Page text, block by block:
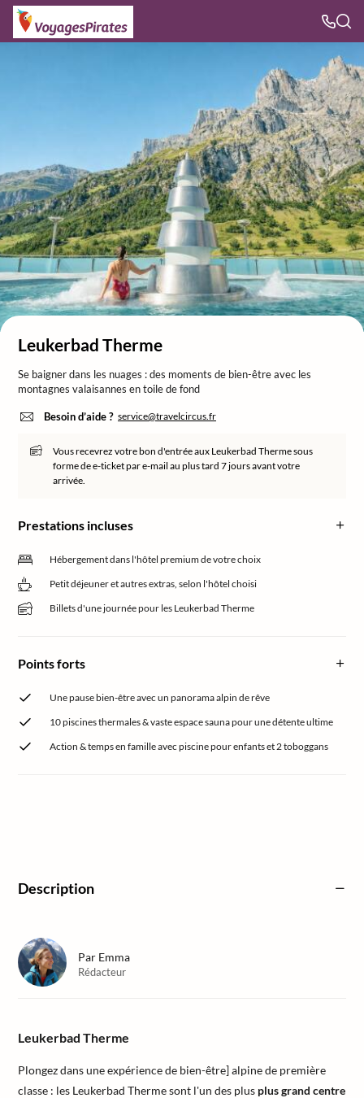
Leukerbad Therme
Se baigner dans les nuages : des moments de bien-être avec les
montagnes valaisannes en toile de fond
Besoin d’aide ? service@travelcircus.fr
Vous recevrez votre bon d'entrée aux Leukerbad Therme sous
forme de e-ticket par e-mail au plus tard 7 jours avant votre
arrivée.
Prestations incluses
Hébergement dans l'hôtel premium de votre choix
Petit déjeuner et autres extras, selon l'hôtel choisi
Billets d'une journée pour les Leukerbad Therme
Points forts
Une pause bien-être avec un panorama alpin de rêve
10 piscines thermales & vaste espace sauna pour une détente ultime
Action & temps en famille avec piscine pour enfants et 2 toboggans
Description
Leukerbad Therme
Plongez dans une expérience de bien-être] alpine de première
classe : les Leukerbad Therme sont l'un des plus plus grand centre
Par Emma
Rédacteur